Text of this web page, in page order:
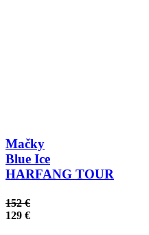
Mačky
Blue Ice
HARFANG TOUR
152 €
129 €